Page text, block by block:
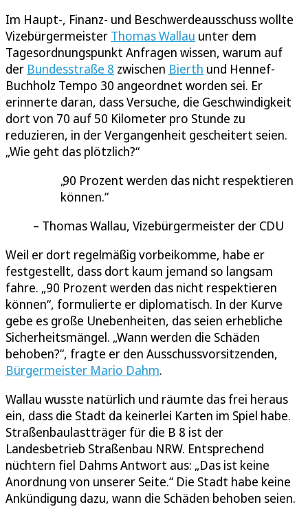
Im Haupt-, Finanz- und Beschwerdeausschuss wollte
Vizebürgermeister Thomas Wallau unter dem
Tagesordnungspunkt Anfragen wissen, warum auf
der Bundesstraße 8 zwischen Bierth und Hennef-
Buchholz Tempo 30 angeordnet worden sei. Er
erinnerte daran, dass Versuche, die Geschwindigkeit
dort von 70 auf 50 Kilometer pro Stunde zu
reduzieren, in der Vergangenheit gescheitert seien.
„Wie geht das plötzlich?“
90 Prozent werden das nicht respektieren
können.
Thomas Wallau, Vizebürgermeister der CDU
Weil er dort regelmäßig vorbeikomme, habe er
festgestellt, dass dort kaum jemand so langsam
fahre. „90 Prozent werden das nicht respektieren
können“, formulierte er diplomatisch. In der Kurve
gebe es große Unebenheiten, das seien erhebliche
Sicherheitsmängel. „Wann werden die Schäden
behoben?“, fragte er den Ausschussvorsitzenden,
Bürgermeister Mario Dahm.
Wallau wusste natürlich und räumte das frei heraus
ein, dass die Stadt da keinerlei Karten im Spiel habe.
Straßenbaulastträger für die B 8 ist der
Landesbetrieb Straßenbau NRW. Entsprechend
nüchtern fiel Dahms Antwort aus: „Das ist keine
Anordnung von unserer Seite.“ Die Stadt habe keine
Ankündigung dazu, wann die Schäden behoben seien.